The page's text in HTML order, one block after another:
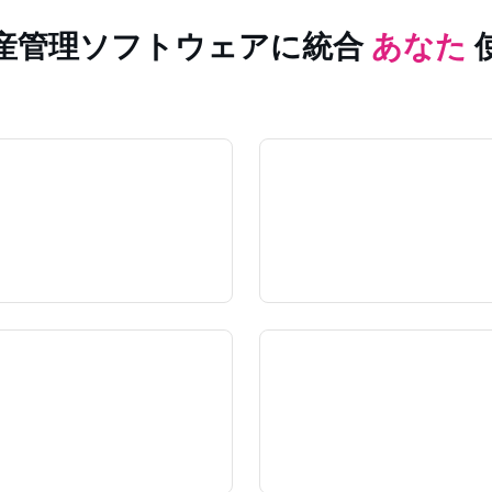
管理ソフトウェアに統合 あなた